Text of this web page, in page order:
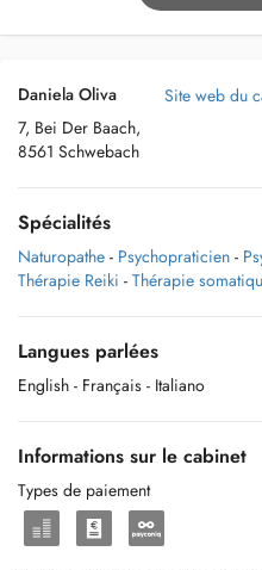
Daniela Oliva
7, Bei Der Baach,
8561 Schwebach
Site web du
Spécialités
Naturopathe - Psychopraticien -
Thérapie Reiki - Thérapie
Langues parlées
English - Français - Italiano
Informations sur le cabinet
Types de paiement